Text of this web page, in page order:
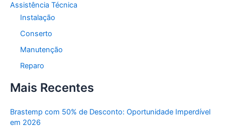
Assistência Técnica
Instalação
Conserto
Manutenção
Reparo
Mais Recentes
Brastemp com 50% de Desconto: Oportunidade Imperdível
em 2026